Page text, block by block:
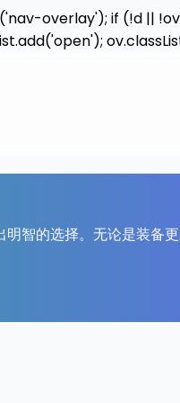
overlay'); if (!d ||
智的选择。无论是装备